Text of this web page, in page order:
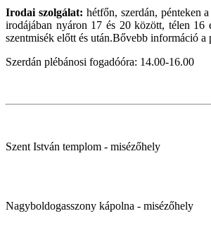
Irodai szolgálat: hétfőn, szerdán, pénteken
irodájában nyáron 17 és 20 között, télen 16
szentmisék előtt és után.Bővebb információ a
Szerdán plébánosi fogadóóra: 14.00-16.00
Szent István templom - misézőhely
Nagyboldogasszony kápolna - misézőhely